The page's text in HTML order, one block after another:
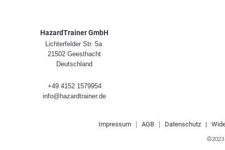
HazardTrainer GmbH
Lichterfelder Str. 5a
21502 Geesthacht
Deutschland
+49 4152 1579954
info@hazardtrainer.de
Impressum| AGB| Datenschutz |
©2023